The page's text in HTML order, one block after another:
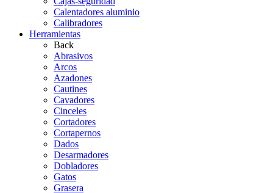
Calentadores aluminio
Calibradores
Herramientas
Back
Abrasivos
Arcos
Azadones
Cautines
Cavadores
Cinceles
Cortadores
Cortapernos
Dados
Desarmadores
Dobladores
Gatos
Grasera